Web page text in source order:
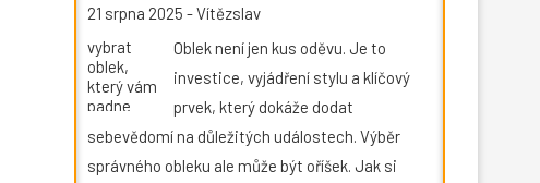
21 srpna 2025 -Vítězslav
Oblek není jen kus oděvu. Je to
investice, vyjádření stylu a klíčový
prvek, který dokáže dodat
sebevědomí na důležitých událostech. Výběr
správného obleku ale může být oříšek. Jak si